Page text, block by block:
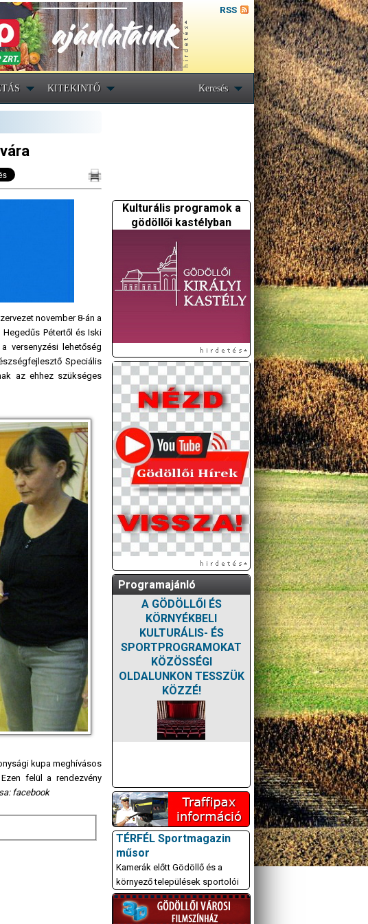
RSS
KITEKINTŐ Keresés
november 8-án a
Pétertől és Iski
versenyzési lehetőség
Speciális
az ehhez szükséges
kupa meghívásos
felül a rendezvény
facebook
Kulturális programok a
gödöllői kastélyban
Programajánló
A GÖDÖLLŐI ÉS
KÖRNYÉKBELI
KULTURÁLIS- ÉS
SPORTPROGRAMOKAT
KÖZÖSSÉGI
OLDALUNKON TESSZÜK
KÖZZÉ!
TÉRFÉL Sportmagazin
műsor
Kamerák előtt Gödöllő és a
környező települések sportolói